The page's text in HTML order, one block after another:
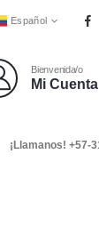
Español
Bienvenida/o
Mi Cuenta
¡Llamanos! +57-